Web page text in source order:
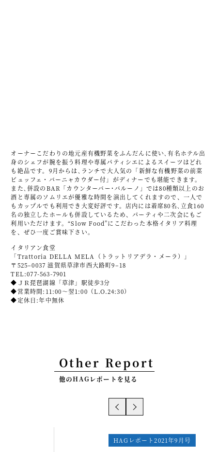
オーナーこだわりの地元産有機野菜をふんだんに使い､有名ホテル出
身のシェフが腕を振う料理や専属パティシエによるスイーツはどれ
も絶品です。9月からは､ランチで大人気の「新鮮な有機野菜の前菜
ビュッフェ・バーニャカウダー付」がディナーでも堪能できます。
また､併設のBAR「カウンターバー･バルーノ」では80種類以上のお
酒と専属のソムリエが優雅な時間を演出してくれますので、一人で
もカップルでも利用でき大変好評です。店内には着席80名､立食160
名の独立したホールも併設しているため、パーティや二次会にもご
利用いただけます。“Slow Food”にこだわった本格イタリア料理
を、ぜひ一度ご賞味下さい。
イタリアン食堂
「Trattoria DELLA MELA（トラットリアデラ・メーラ）」
〒525‒0037 滋賀県草津市西大路町9‒18
TEL:077-563-7901
◆ＪＲ琵琶湖線「草津」駅徒歩3分
◆営業時間:11:00～翌1:00（L.O.24:30）
◆定休日:年中無休
Other Report
他のHAGレポートを見る
HAGレポート2021年9月号